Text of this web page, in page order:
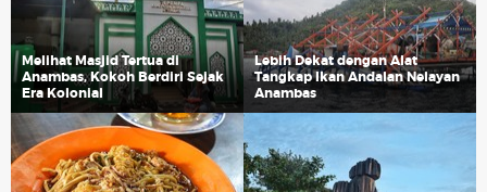
Melihat Masjid Tertua di
Anambas, Kokoh Berdiri Sejak
Era Kolonial
Lebih Dekat dengan Alat
Tangkap Ikan Andalan Nelayan
Anambas